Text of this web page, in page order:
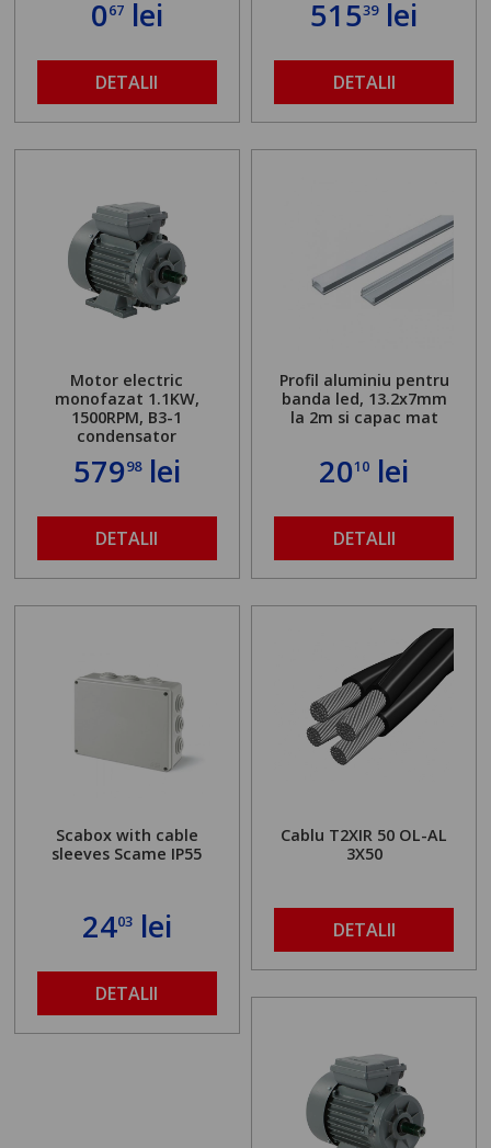
067lei
DETALII
51539lei
DETALII
Motor electric
monofazat 1.1KW,
1500RPM, B3-1
condensator
57998lei
DETALII
Profil aluminiu pentru
banda led, 13.2x7mm
la 2m si capac mat
2010 lei
DETALII
Scabox with cable
sleeves Scame IP55
2403lei
DETALII
Cablu T2XIR 50 OL-AL
3X50
DETALII